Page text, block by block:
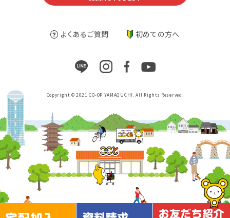
よくあるご質問 初めての方へ
Copyright © 2021 CO-OP YAMAGUCHI. All Rights Reserved.